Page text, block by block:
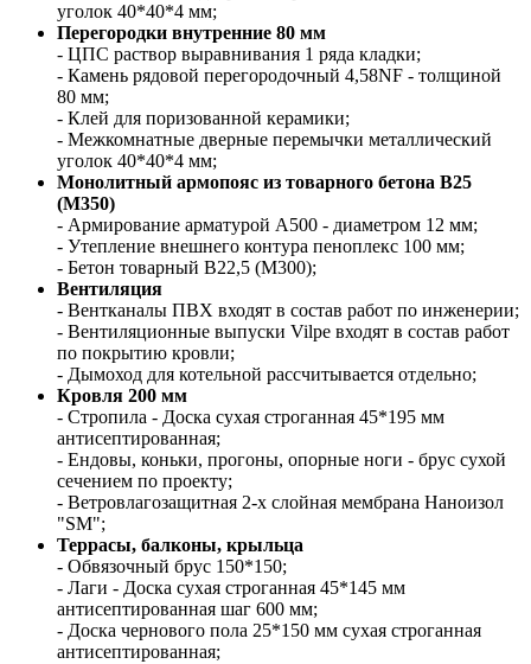
уголок 40*40*4 мм;
Перегородки внутренние 80 мм
- ЦПС раствор выравнивания 1 ряда кладки;
- Камень рядовой перегородочный 4,58NF - толщиной
80 мм;
- Клей для поризованной керамики;
- Межкомнатные дверные перемычки металлический
уголок 40*40*4 мм;
Монолитный армопояс из товарного бетона В25
(М350)
- Армирование арматурой А500 - диаметром 12 мм;
- Утепление внешнего контура пеноплекс 100 мм;
- Бетон товарный В22,5 (М300);
Вентиляция
- Вентканалы ПВХ входят в состав работ по инженерии;
- Вентиляционные выпуски Vilpe входят в состав работ
по покрытию кровли;
- Дымоход для котельной рассчитывается отдельно;
Кровля 200 мм
- Стропила - Доска сухая строганная 45*195 мм
антисептированная;
- Ендовы, коньки, прогоны, опорные ноги - брус сухой
сечением по проекту;
- Ветровлагозащитная 2-х слойная мембрана Наноизол
"SM";
Террасы, балконы, крыльца
- Обвязочный брус 150*150;
- Лаги - Доска сухая строганная 45*145 мм
антисептированная шаг 600 мм;
- Доска чернового пола 25*150 мм сухая строганная
антисептированная;